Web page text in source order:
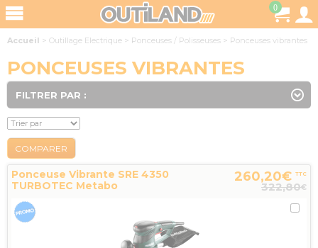
0
Accueil > Outillage Electrique > Ponceuses / Polisseuses > Ponceuses vibrantes
PONCEUSES VIBRANTES
FILTRER PAR :
COMPARER
Ponceuse Vibrante SRE 4350
TURBOTEC Metabo
260,20€ TTC
322,80€